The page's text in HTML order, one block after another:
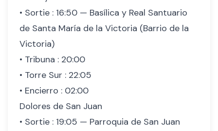
• Sortie : 16:50 — Basílica y Real Santuario
de Santa María de la Victoria (Barrio de la
Victoria)
• Tribuna : 20:00
• Torre Sur : 22:05
• Encierro : 02:00
Dolores de San Juan
• Sortie : 19:05 — Parroquia de San Juan